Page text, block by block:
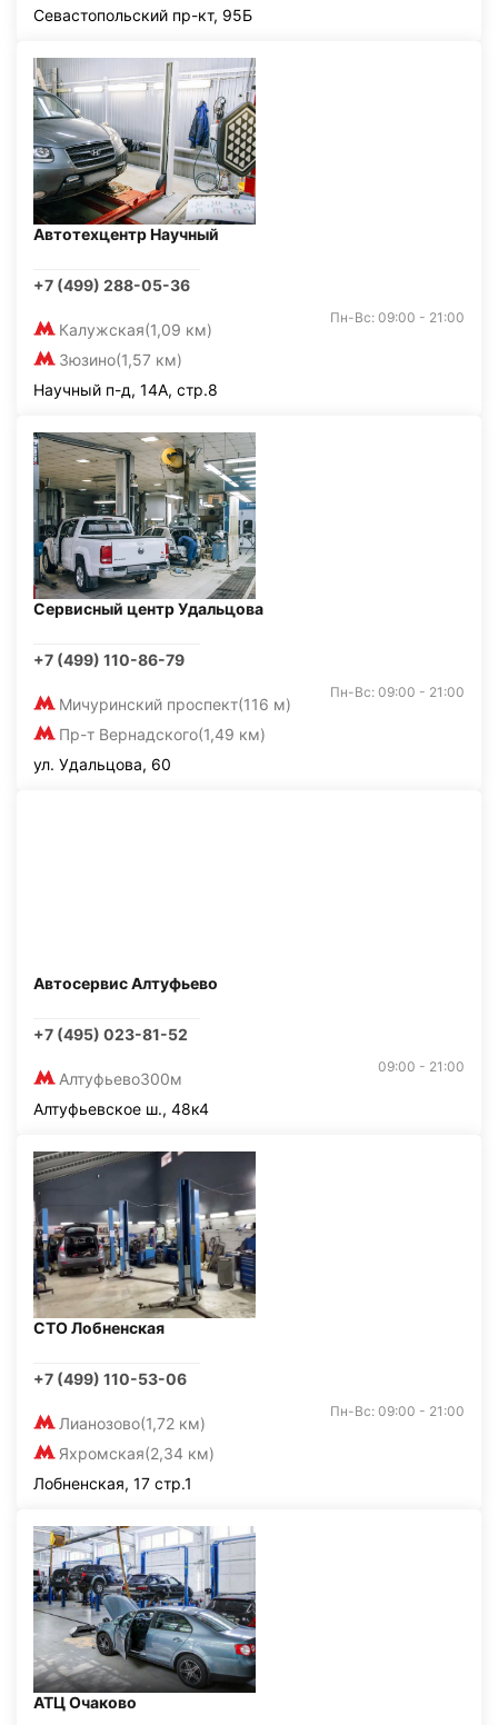
Севастопольский пр-кт, 95Б
Автотехцентр Научный
+7 (499) 288-05-36
Калужская(1,09 км)
Зюзино(1,57 км)
Пн-Вс: 09:00 - 21:00
Научный п-д, 14А, стр.8
Сервисный центр Удальцова
+7 (499) 110-86-79
Мичуринский проспект(116 м)
Пр-т Вернадского(1,49 км)
Пн-Вс: 09:00 - 21:00
ул. Удальцова, 60
Автосервис Алтуфьево
+7 (495) 023-81-52
Алтуфьево300м
09:00 - 21:00
Алтуфьевское ш., 48к4
СТО Лобненская
+7 (499) 110-53-06
Лианозово(1,72 км)
Яхромская(2,34 км)
Пн-Вс: 09:00 - 21:00
Лобненская, 17 стр.1
АТЦ Очаково